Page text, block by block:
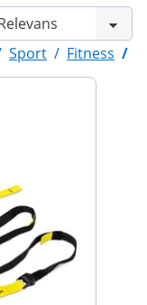
Sport / Fitness /